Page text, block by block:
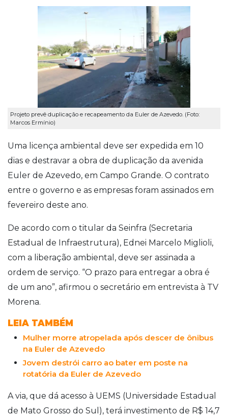
Projeto prevê duplicação e recapeamento da Euler de Azevedo. (Foto:
Marcos Ermínio)
Uma licença ambiental deve ser expedida em 10
dias e destravar a obra de duplicação da avenida
Euler de Azevedo, em Campo Grande. O contrato
entre o governo e as empresas foram assinados em
fevereiro deste ano.
De acordo com o titular da Seinfra (Secretaria
Estadual de Infraestrutura), Ednei Marcelo Miglioli,
com a liberação ambiental, deve ser assinada a
ordem de serviço. “O prazo para entregar a obra é
de um ano”, afirmou o secretário em entrevista à TV
Morena.
LEIA TAMBÉM
Mulher morre atropelada após descer de ônibus
na Euler de Azevedo
Jovem destrói carro ao bater em poste na
rotatória da Euler de Azevedo
A via, que dá acesso à UEMS (Universidade Estadual
de Mato Grosso do Sul), terá investimento de R$ 14,7